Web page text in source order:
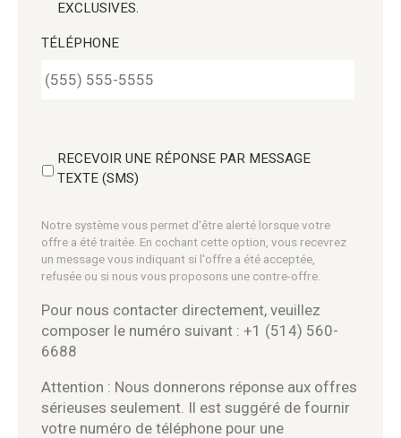
EXCLUSIVES.
TÉLÉPHONE
RECEVOIR UNE RÉPONSE PAR MESSAGE
TEXTE (SMS)
Notre système vous permet d'être alerté lorsque votre
offre a été traitée. En cochant cette option, vous recevrez
un message vous indiquant si l'offre a été acceptée,
refusée ou si nous vous proposons une contre-offre.
Pour nous contacter directement, veuillez
composer le numéro suivant : +1 (514) 560-
6688
Attention : Nous donnerons réponse aux offres
sérieuses seulement. Il est suggéré de fournir
votre numéro de téléphone pour une